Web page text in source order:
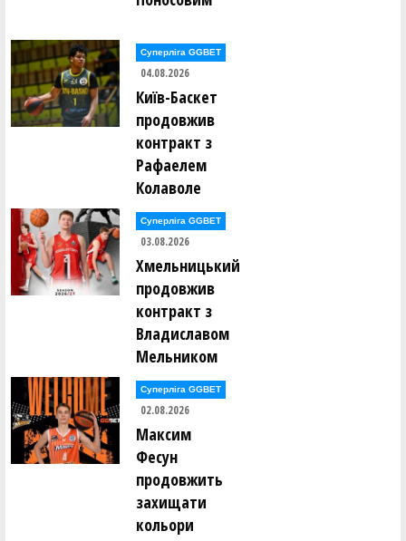
Суперліга GGBET
04.08.2026
Київ-Баскет
продовжив
контракт з
Рафаелем
Колаволе
Суперліга GGBET
03.08.2026
Хмельницький
продовжив
контракт з
Владиславом
Мельником
Суперліга GGBET
02.08.2026
Максим
Фесун
продовжить
захищати
кольори